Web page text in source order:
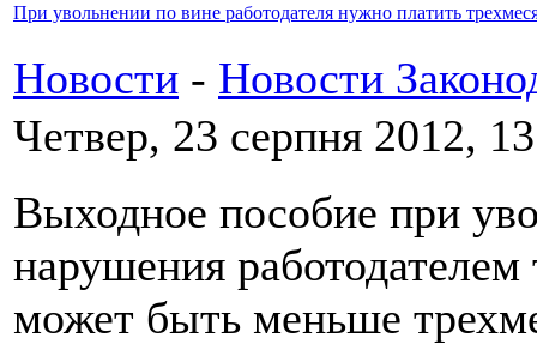
При увольнении по вине работодателя нужно платить
Новости - Новости
Четвер, 23 серпня 2012,
Выходное пособие при
нарушения работодателем
может быть меньше